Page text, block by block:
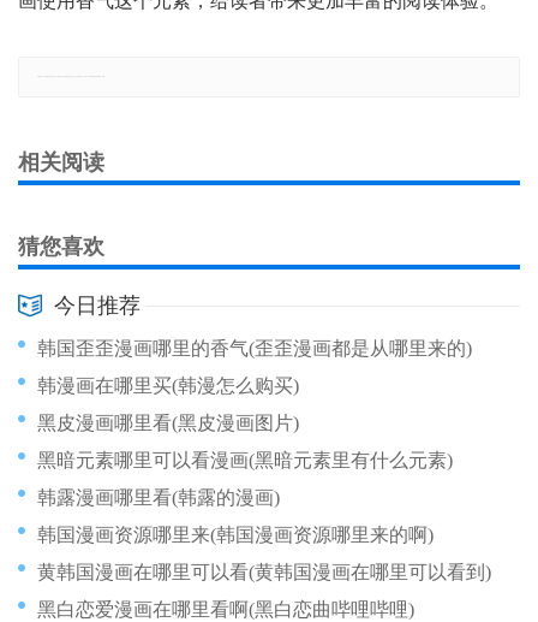
相关阅读
猜您喜欢
今日推荐
韩国歪歪漫画哪里的香气(歪歪漫画都是从哪里来的)
韩漫画在哪里买(韩漫怎么购买)
黑皮漫画哪里看(黑皮漫画图片)
黑暗元素哪里可以看漫画(黑暗元素里有什么元素)
韩露漫画哪里看(韩露的漫画)
韩国漫画资源哪里来(韩国漫画资源哪里来的啊)
黄韩国漫画在哪里可以看(黄韩国漫画在哪里可以看到)
黑白恋爱漫画在哪里看啊(黑白恋曲哔哩哔哩)